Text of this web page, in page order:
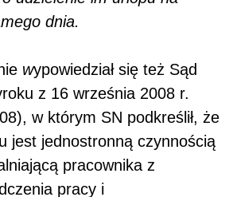
dnia.
wypowiedział się też Sąd
z 16 września 2008 r.
w którym SN podkreślił, że
jest jednostronną czynnością
pracownika z
pracy i